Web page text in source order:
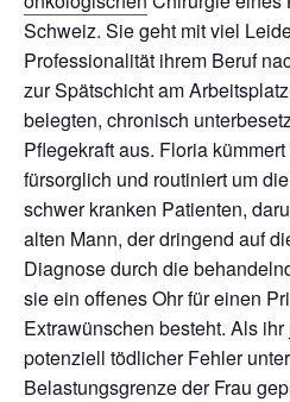
Schweiz. Sie geht mit viel
Professionalität ihrem Beruf
zur Spätschicht am
belegten, chronisch
Pflegekraft aus. Floria
fürsorglich und routiniert um
schwer kranken Patienten,
alten Mann, der dringend auf
Diagnose durch die
sie ein offenes Ohr für einen
Extrawünschen besteht. Als
potenziell tödlicher Fehler
Belastungsgrenze der Frau